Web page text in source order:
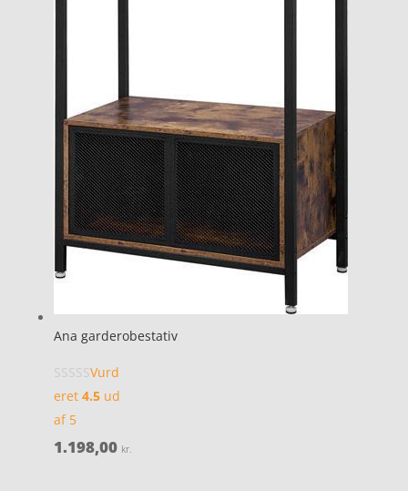
Ana garderobestativ
Vurd
eret 4.5ud
af 5
1.198,00 kr.